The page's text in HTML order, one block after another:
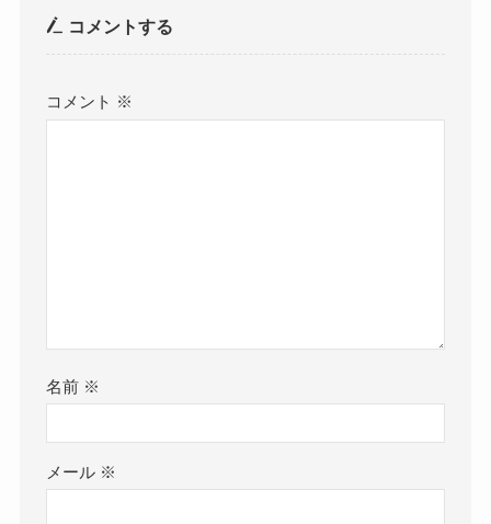
コメントする
コメント ※
名前 ※
メール ※